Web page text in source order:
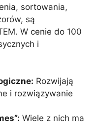
sortowania,
są
W cenie do 100
i
Rozwijają
i rozwiązywanie
Wiele z nich ma